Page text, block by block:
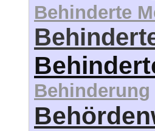
Behinderte
Behinderung